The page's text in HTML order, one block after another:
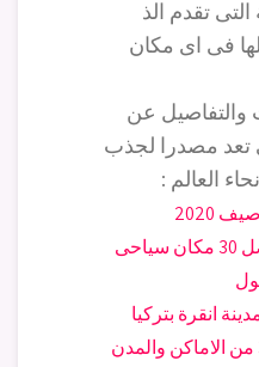
تقدم الذ
فى اى مكان
والتفاصيل عن
تعد مصدرا لجذب
العالم :
2020
السياحة فى اسطنبول افضل 30 مكان سياحى
انقرة بتركيا
السياحة فى تركيا افضل 30 من الاماكن والمدن